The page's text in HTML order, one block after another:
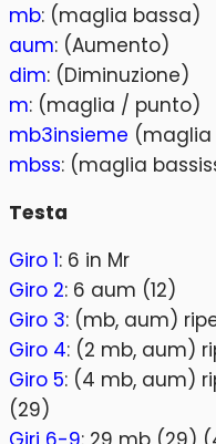
mb: (maglia bassa)
aum: (Aumento)
dim: (Diminuzione)
m: (maglia / punto)
mb3insieme (maglia
mbss: (maglia
Testa
Giro 1: 6 in Mr
Giro 2: 6 aum (12)
Giro 3: (mb, aum)
Giro 4: (2 mb, aum)
Giro 5: (4 mb, aum)
(29)